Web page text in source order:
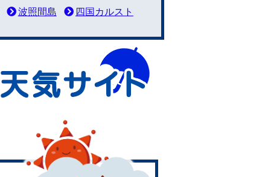
波照間島 四国カルスト